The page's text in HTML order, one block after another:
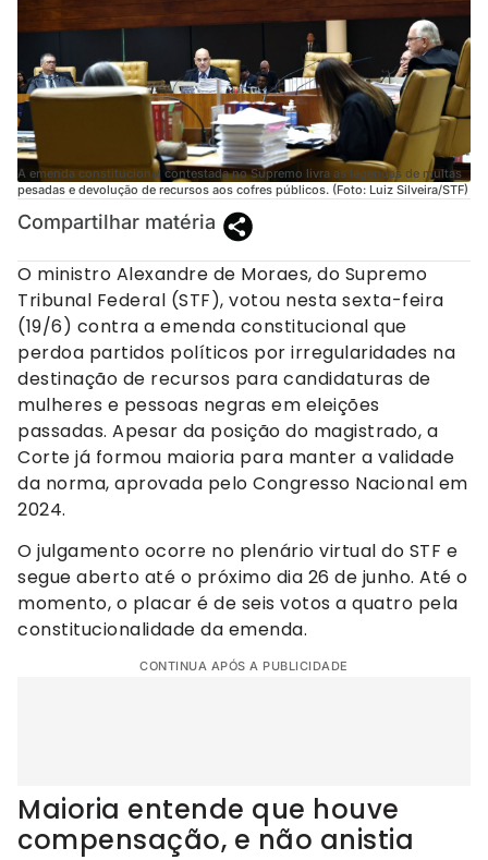
A emenda constitucional contestada no Supremo livra as legendas de multas
pesadas e devolução de recursos aos cofres públicos. (Foto: Luiz Silveira/STF)
Compartilhar matéria
O ministro Alexandre de Moraes, do Supremo
Tribunal Federal (STF), votou nesta sexta-feira
(19/6) contra a emenda constitucional que
perdoa partidos políticos por irregularidades na
destinação de recursos para candidaturas de
mulheres e pessoas negras em eleições
passadas. Apesar da posição do magistrado, a
Corte já formou maioria para manter a validade
da norma, aprovada pelo Congresso Nacional em
2024.
O julgamento ocorre no plenário virtual do STF e
segue aberto até o próximo dia 26 de junho. Até o
momento, o placar é de seis votos a quatro pela
constitucionalidade da emenda.
CONTINUA APÓS A PUBLICIDADE
Maioria entende que houve
compensação, e não anistia